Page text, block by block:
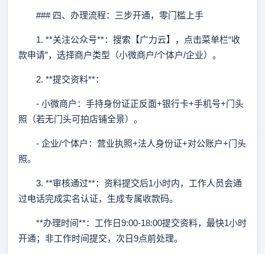
### 四、办理流程：三步开通，零门槛上手
1. **关注公众号**：搜索【广力云】，点击菜单栏“收
款申请”，选择商户类型（小微商户/个体户/企业）。
2. **提交资料**：
- 小微商户：手持身份证正反面+银行卡+手机号+门头
照（若无门头可拍店铺全景）。
- 企业/个体户：营业执照+法人身份证+对公账户+门头
照。
3. **审核通过**：资料提交后1小时内，工作人员会通
过电话完成实名认证，生成专属收款码。
**办理时间**：工作日9:00-18:00提交资料，最快1小时
开通；非工作时间提交，次日9点前处理。